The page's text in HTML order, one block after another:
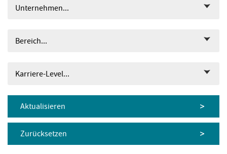
Unternehmen...
Bereich...
Karriere-Level...
Aktualisieren
Zurücksetzen